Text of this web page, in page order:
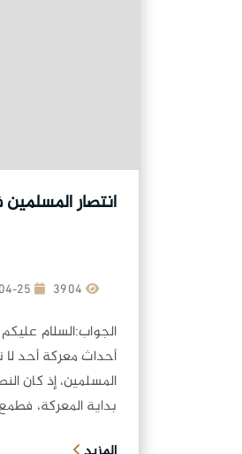
انتصار
2024-04-25
الجواب:السلام
أحداث معركة أحد
المسلمين، إذ كان
بداية المعركة،